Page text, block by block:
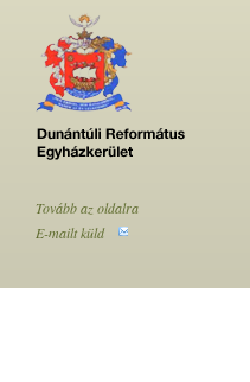
Tovább az oldalra
E-mailt küld